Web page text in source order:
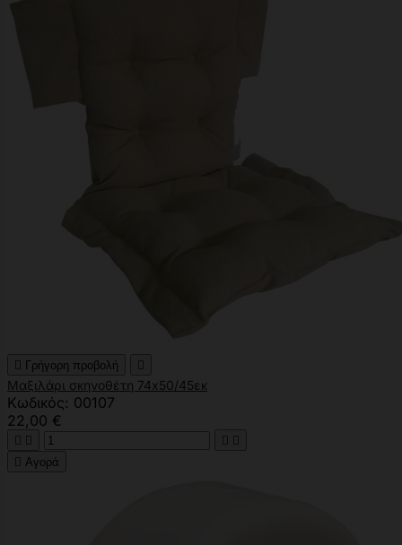
 Γρήγορη προβολή 
Μαξιλάρι σκηνοθέτη 74x50/45εκ
Κωδικός: 00107
22,00 €
   
 Αγορά